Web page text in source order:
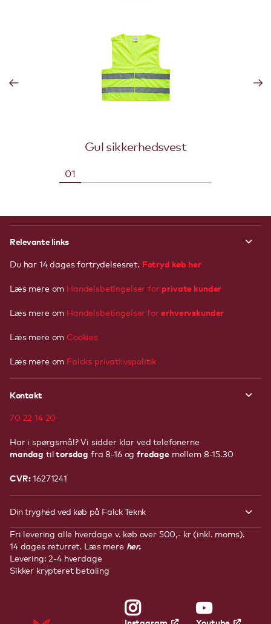
Gul sikkerhedsvest
Relevante links
Du har 14 dages fortrydelsesret. Fotryd køb her
Læs mere om Handelsbetingelser for private kunder
Læs mere om Handelsbetingelserforerhvervskunder
Læs mere om Cookies
Læs mere om Falcks privatlivspolitik
Kontakt
70 22 14 20
Har i spørgsmål? Vi sidder klar ved telefonerne
mandag tiltorsdag fra 8-16 ogfredagemellem 8-15.30
CVR:16271241
Din tryghed ved køb på Falck Teknk
Fri levering alle hverdage v. køb over 500,- kr (inkl. moms).
14 dages returret. Læs mere her.
Levering: 2-4 hverdage
Sikker krypteret betaling